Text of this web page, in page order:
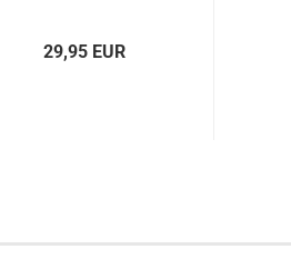
29,95 EUR